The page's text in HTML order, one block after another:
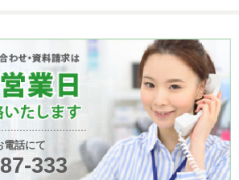
電話にて
333